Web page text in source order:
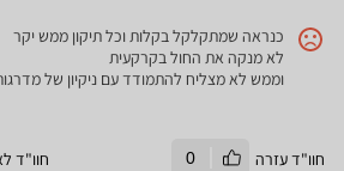
כנראה שמתקלקל בקלות וכל תיקון ממש יקר
לא מנקה את החול בקרקעית
וממש לא מצליח להתמודד עם ניקיון של
חוו"ד עזרה 0 חוו"ד